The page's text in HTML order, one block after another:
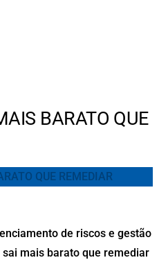
BARATO QUE
de riscos e gestão
sai mais barato que remediar